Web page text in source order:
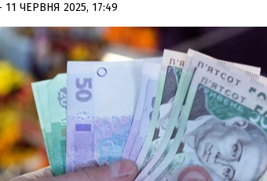
11 ЧЕРВНЯ 2025, 17:49